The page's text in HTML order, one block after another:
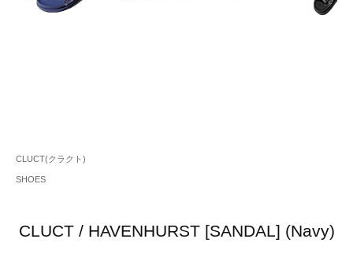
CLUCT(クラクト)
SHOES
CLUCT / HAVENHURST [SANDAL] (Navy)